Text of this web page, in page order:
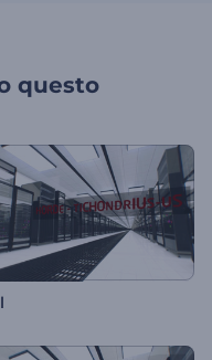
questo